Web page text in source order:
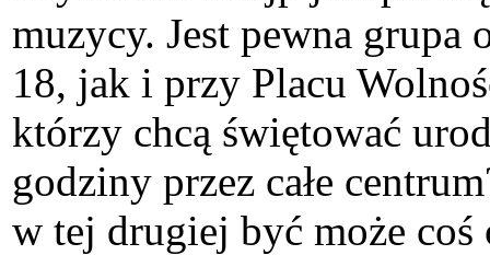
muzycy. Jest pewna grupa
18, jak i przy Placu
którzy chcą świętować
godziny przez całe
w tej drugiej być może coś